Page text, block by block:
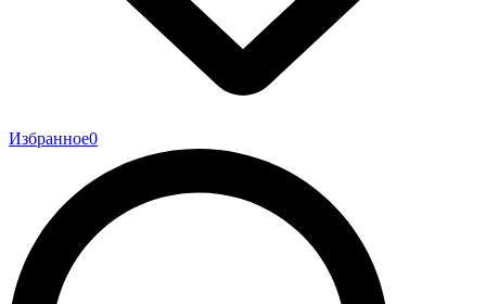
Избранное0